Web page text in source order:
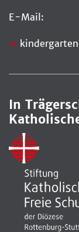
E-Mail:
In